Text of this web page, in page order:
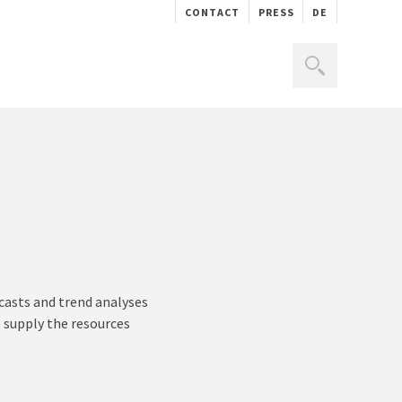
CONTACT PRESS DE
and trend analyses
the resources